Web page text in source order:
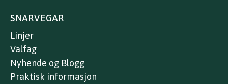
SNARVEGAR
Linjer
Valfag
Nyhende og Blogg
Praktisk informasjon